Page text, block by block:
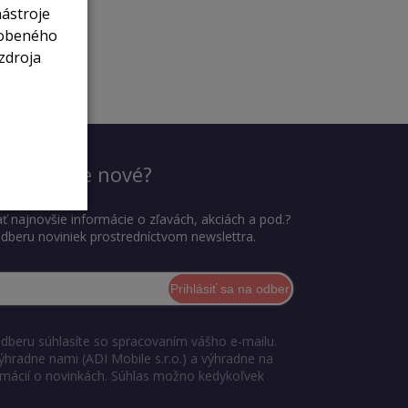
čo je nové?
najnovšie informácie o zľavách, akciách a pod.?
noviniek prostredníctvom newslettra.
Prihlásiť sa na odber
súhlasíte so spracovaním vášho e-mailu.
nami (ADI Mobile s.r.o.) a výhradne na
o novinkách. Súhlas možno kedykoľvek